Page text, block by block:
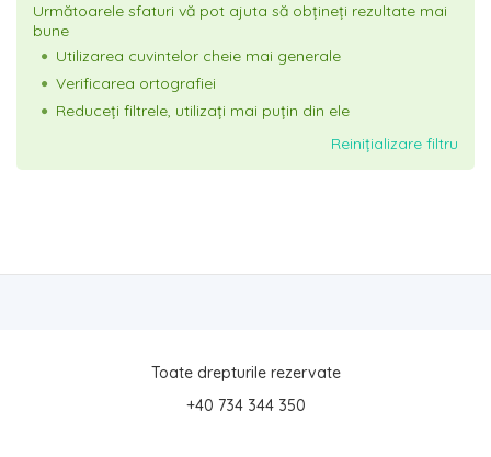
Următoarele sfaturi vă pot ajuta să obțineți rezultate mai
bune
Utilizarea cuvintelor cheie mai generale
Verificarea ortografiei
Reduceți filtrele, utilizați mai puțin din ele
Reinițializare filtru
Toate drepturile rezervate
+40 734 344 350